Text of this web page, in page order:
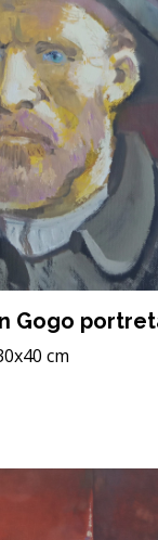
Gogo
cm